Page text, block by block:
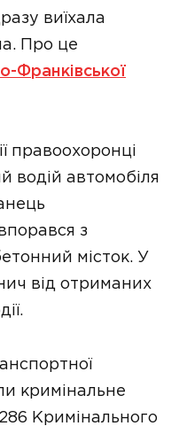
виїхала
Про це
Франківської
правоохоронці
водій автомобіля
з
місток. У
від отриманих
кримінальне
Кримінального